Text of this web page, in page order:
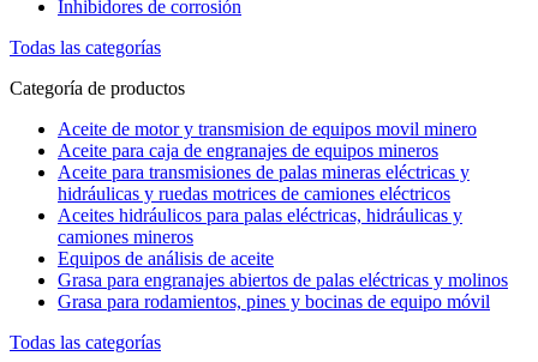
Inhibidores de corrosión
Todas las categorías
Categoría de productos
Aceite de motor y transmision de equipos movil minero
Aceite para caja de engranajes de equipos mineros
Aceite para transmisiones de palas mineras eléctricas y
hidráulicas y ruedas motrices de camiones eléctricos
Aceites hidráulicos para palas eléctricas, hidráulicas y
camiones mineros
Equipos de análisis de aceite
Grasa para engranajes abiertos de palas eléctricas y molinos
Grasa para rodamientos, pines y bocinas de equipo móvil
Todas las categorías